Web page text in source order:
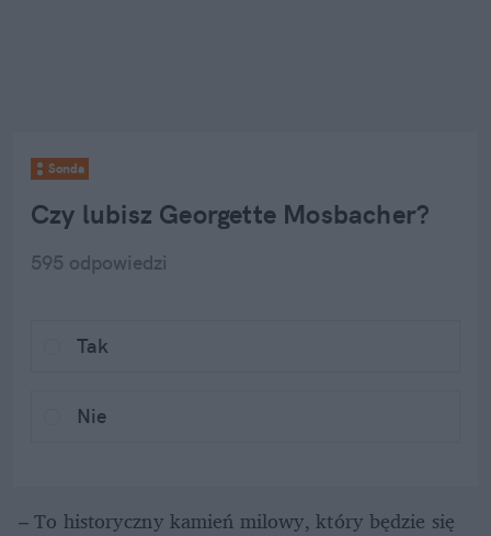
Sonda
Czy lubisz Georgette Mosbacher?
595 odpowiedzi
Tak
Nie
– To historyczny kamień milowy, który będzie się